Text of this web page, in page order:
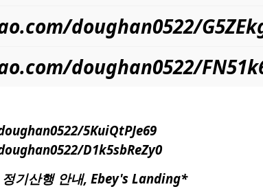
doughan0522/
doughan0522/
5KuiQtPJe69
D1k5sbReZy0
기산행 안내, Ebey's Landing*